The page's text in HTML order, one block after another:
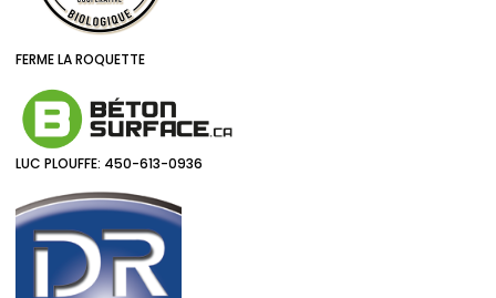
FERME LA ROQUETTE
LUC PLOUFFE: 450-613-0936